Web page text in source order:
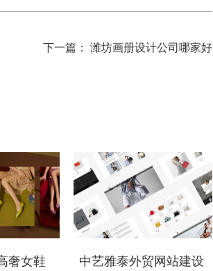
下一篇： 潍坊画册设计公司哪家好
奢女鞋 中艺雅泰外贸网站建设